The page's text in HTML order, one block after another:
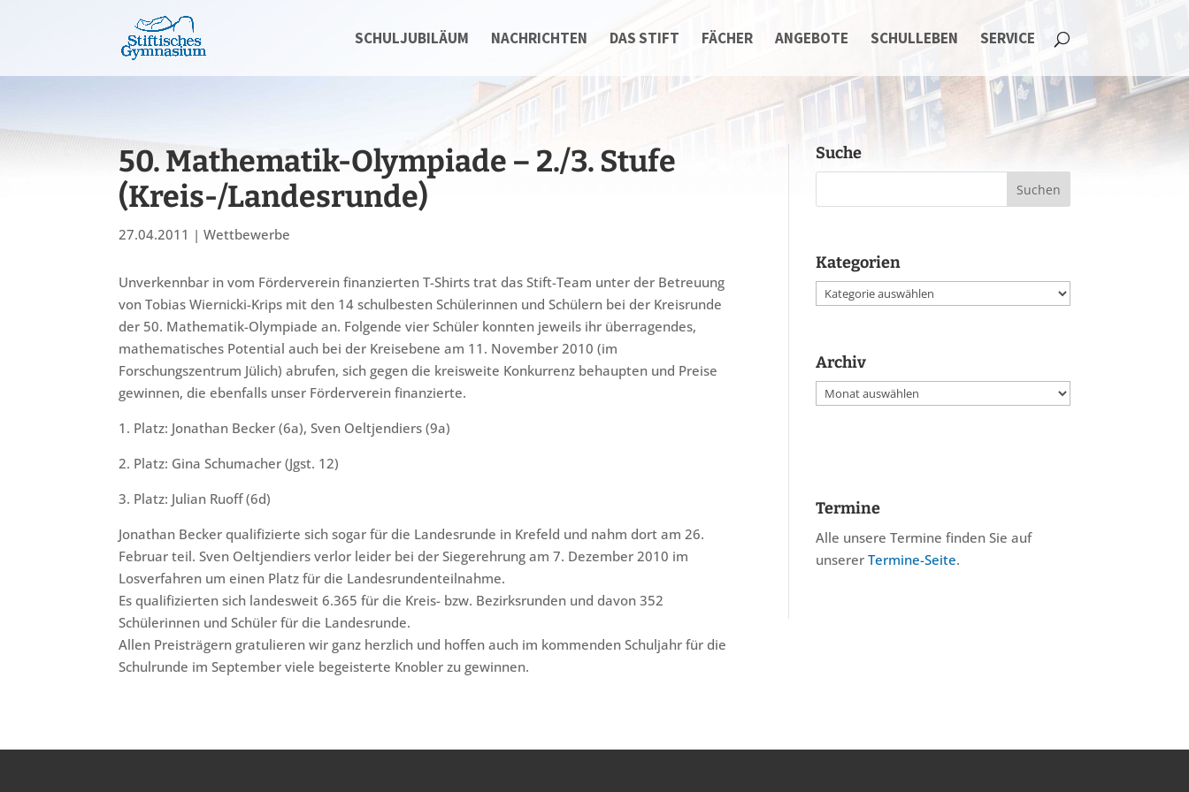
SCHULJUBILÄUM NACHRICHTEN DAS STIFT FÄCHER ANGEBOTE SCHULLEBEN SERVICE
50. Mathematik-Olympiade – 2./3. Stufe
(Kreis-/Landesrunde)
27.04.2011 |Wettbewerbe
Unverkennbar in vom Förderverein finanzierten T-Shirts trat das Stift-Team unter der Betreuung
von Tobias Wiernicki-Krips mit den 14 schulbesten Schülerinnen und Schülern bei der Kreisrunde
der 50. Mathematik-Olympiade an. Folgende vier Schüler konnten jeweils ihr überragendes,
mathematisches Potential auch bei der Kreisebene am 11. November 2010 (im
Forschungszentrum Jülich) abrufen, sich gegen die kreisweite Konkurrenz behaupten und Preise
gewinnen, die ebenfalls unser Förderverein finanzierte.
1. Platz: Jonathan Becker (6a), Sven Oeltjendiers (9a)
2. Platz: Gina Schumacher (Jgst. 12)
3. Platz: Julian Ruoff (6d)
Jonathan Becker qualifizierte sich sogar für die Landesrunde in Krefeld und nahm dort am 26.
Februar teil. Sven Oeltjendiers verlor leider bei der Siegerehrung am 7. Dezember 2010 im
Losverfahren um einen Platz für die Landesrundenteilnahme.
Es qualifizierten sich landesweit 6.365 für die Kreis- bzw. Bezirksrunden und davon 352
Schülerinnen und Schüler für die Landesrunde.
Allen Preisträgern gratulieren wir ganz herzlich und hoffen auch im kommenden Schuljahr für die
Schulrunde im September viele begeisterte Knobler zu gewinnen.
Suche
Kategorien
Kategorien
Archiv
Archiv
Termine
Alle unsere Termine finden Sie auf
unserer Termine-Seite.